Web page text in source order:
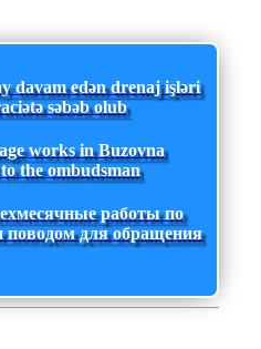
davam edən drenaj işləri
səbəb olub
works in Buzovna
the ombudsman
работы по
поводом для обращения